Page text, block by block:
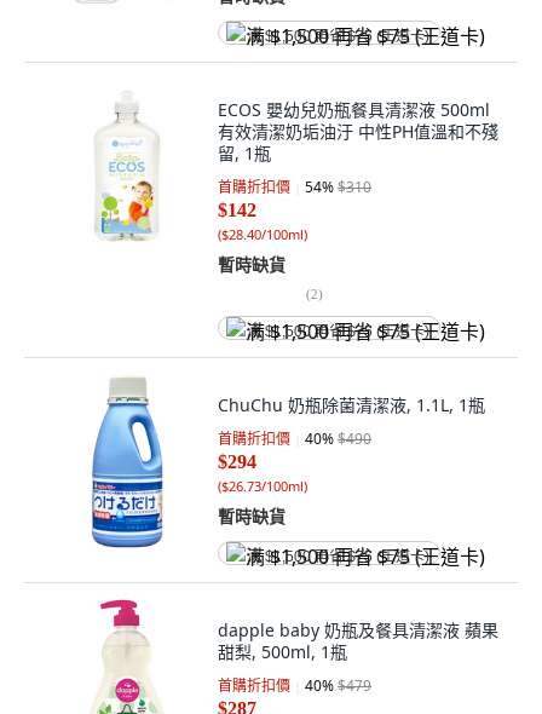
满 $1,500 再省 $75 (王道卡)
ECOS 嬰幼兒奶瓶餐具清潔液 500ml
有效清潔奶垢油汙 中性PH值溫和不殘
留, 1瓶
首購折扣價 54%$310
$142
($28.40/100ml)
暫時缺貨
(2)
满 $1,500 再省 $75 (王道卡)
ChuChu 奶瓶除菌清潔液, 1.1L, 1瓶
首購折扣價 40%$490
$294
($26.73/100ml)
暫時缺貨
满 $1,500 再省 $75 (王道卡)
dapple baby 奶瓶及餐具清潔液 蘋果
甜梨, 500ml, 1瓶
首購折扣價 40%$479
$287